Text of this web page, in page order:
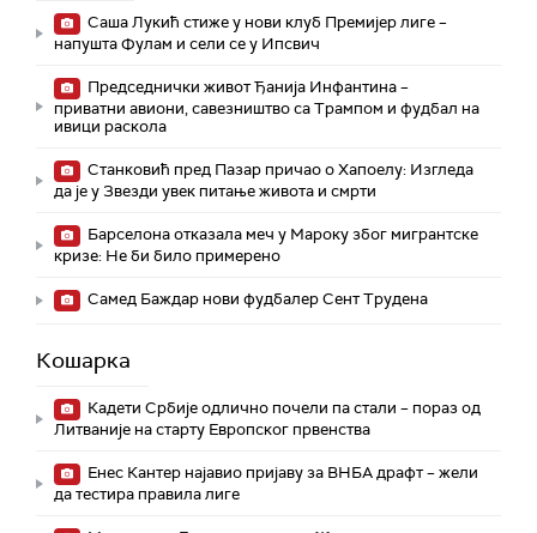
Саша Лукић стиже у нови клуб Премијер лиге –
напушта Фулам и сели се у Ипсвич
Председнички живот Ђанија Инфантина –
приватни авиони, савезништво са Трампом и фудбал на
ивици раскола
Станковић пред Пазар причао о Хапоелу: Изгледа
да је у Звезди увек питање живота и смрти
Барселона отказала меч у Мароку због мигрантске
кризе: Не би било примерено
Самед Баждар нови фудбалер Сент Трудена
Кошарка
Кадети Србије одлично почели па стали – пораз од
Литваније на старту Европског првенства
Енес Кантер најавио пријаву за ВНБА драфт – жели
да тестира правила лиге